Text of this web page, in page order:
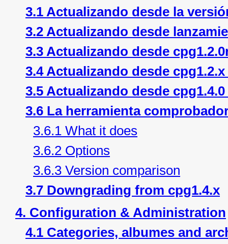
3.1 Actualizando desde la
3.2 Actualizando desde
3.3 Actualizando desde
3.4 Actualizando desde
3.5 Actualizando desde
3.6 La herramienta
3.6.1 What it does
3.6.2 Options
3.6.3 Version comparison
3.7 Downgrading from cpg1.4.x
4. Configuration & Administration
4.1 Categories, albumes and